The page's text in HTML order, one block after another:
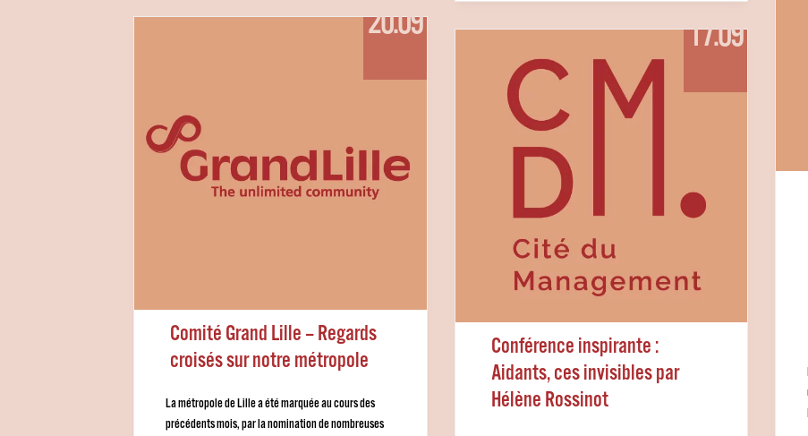
20.09
Comité Grand Lille – Regards
croisés sur notre métropole
La métropole de Lille a été marquée au cours des
précédents mois, par la nomination de nombreuses
17.09
Conférence inspirante :
Aidants, ces invisibles par
Hélène Rossinot